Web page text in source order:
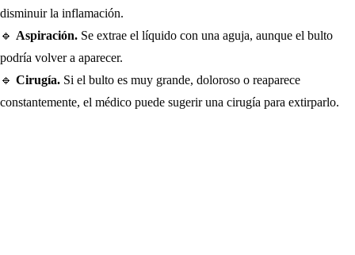
disminuir la inflamación.
🔹 Aspiración. Se extrae el líquido con una aguja, aunque el bulto
podría volver a aparecer.
🔹 Cirugía. Si el bulto es muy grande, doloroso o reaparece
constantemente, el médico puede sugerir una cirugía para extirparlo.